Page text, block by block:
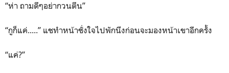
“ห่า ถามดีๆอย่ากวนตีน”
“กูก็แค่.....” แชทำหน้าชั่งใจไปพักนึงก่อนจะมองหน้าเขาอีกครั้ง
“แค่?”